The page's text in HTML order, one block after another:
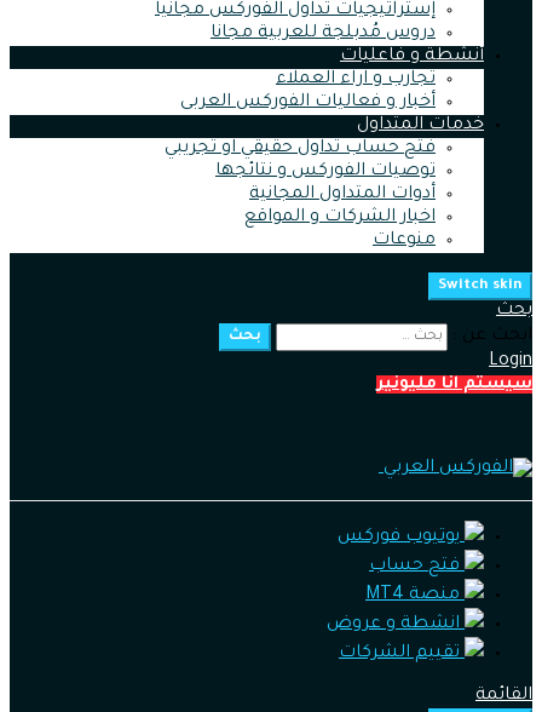
إستراتيجيات تداول الفوركس مجانيا
دروس مُدبلجة للعربية مجانا
أنشطة و فاعليات
تجارب و اراء العملاء
أخبار و فعاليات الفوركس العربى
خدمات المتداول
فتح حساب تداول حقيقي او تجريبي
توصيات الفوركس و نتائجها
أدوات المتداول المجانية
اخبار الشركات و المواقع
منوعات
Switch skin
بحث
ابحث عن :
بحث
Login
سيستم انا مليونير
يوتيوب فوركس
فتح حساب
منصة MT4
انشطة و عروض
تقييم الشركات
القائمة